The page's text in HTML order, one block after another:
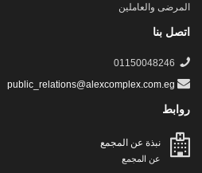
المرضى والعاملين
اتصل بنا
01150048246
public_relations@alexcomplex.com.eg
روابط
نبذة عن المجمع
عن المجمع